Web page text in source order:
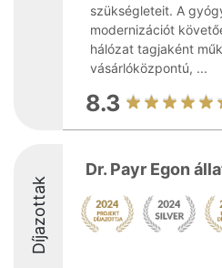
szükségleteit. A
modernizációt
hálózat tagjaként
vásárlóközpontú, ...
8.3
Díjazottak
Dr. Payr Egon